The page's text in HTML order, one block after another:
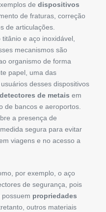
de dispositivos
de fraturas, correção
de articulações.
e aço inoxidável,
mecanismos são
organismo de forma
papel, uma das
desses dispositivos
detectores de metais em
de bancos e aeroportos.
a presença de
segura para evitar
viagens e no acesso a
por exemplo, o aço
de segurança, pois
propriedades
outros materiais